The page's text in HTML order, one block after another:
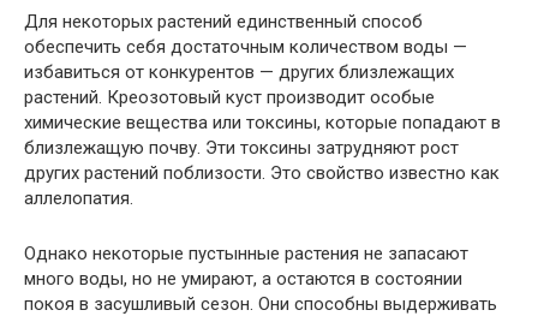
Для некоторых растений единственный способ
обеспечить себя достаточным количеством воды —
избавиться от конкурентов — других близлежащих
растений. Креозотовый куст производит особые
химические вещества или токсины, которые попадают в
близлежащую почву. Эти токсины затрудняют рост
других растений поблизости. Это свойство известно как
аллелопатия.
Однако некоторые пустынные растения не запасают
много воды, но не умирают, а остаются в состоянии
покоя в засушливый сезон. Они способны выдерживать